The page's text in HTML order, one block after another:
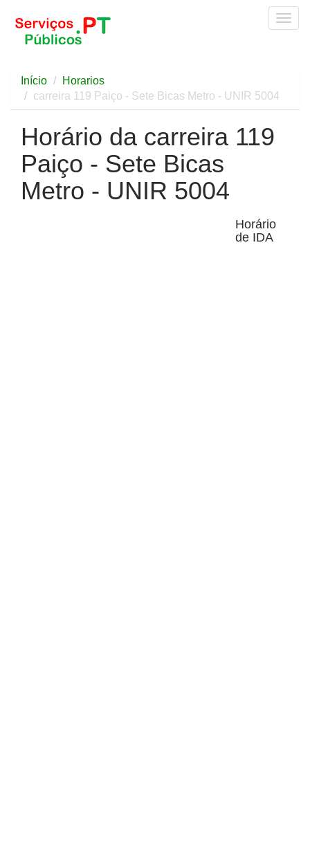
Início
Horarios
carreira 119 Paiço - Sete Bicas Metro - UNIR 5004
Horário da carreira 119
Paiço - Sete Bicas
Metro - UNIR 5004
Horário
de IDA